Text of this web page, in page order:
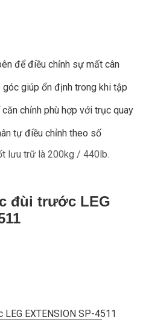
để điều chỉnh sự mất cân
giúp ổn định trong khi tập
chỉnh phù hợp với trục quay
tự điều chỉnh theo số
lưu trữ là 200kg / 440lb.
đùi trước LEG
EXTENSION SP-4511